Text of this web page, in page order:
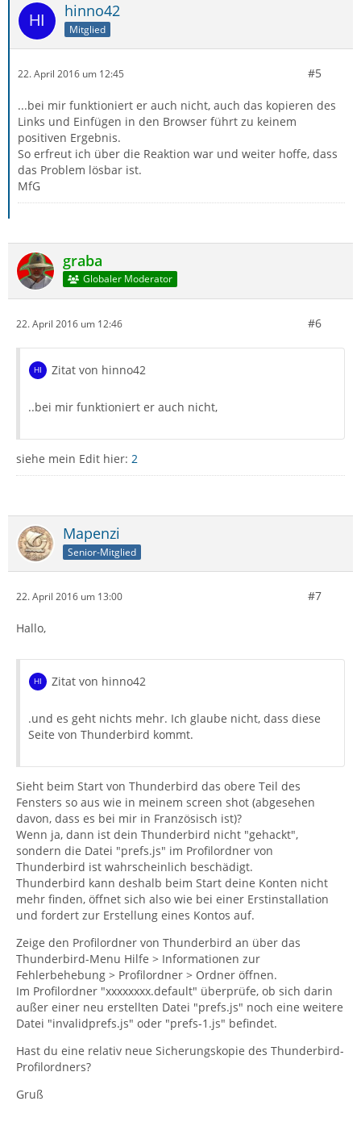
hinno42
Mitglied
22. April 2016 um 12:45 #5
...bei mir funktioniert er auch nicht, auch das kopieren des
Links und Einfügen in den Browser führt zu keinem
positiven Ergebnis.
So erfreut ich über die Reaktion war und weiter hoffe, dass
das Problem lösbar ist.
MfG
graba
Globaler Moderator
22. April 2016 um 12:46 #6
Zitat von hinno42
..bei mir funktioniert er auch nicht,
siehe mein Edit hier: 2
Mapenzi
Senior-Mitglied
22. April 2016 um 13:00 #7
Hallo,
Zitat von hinno42
.und es geht nichts mehr. Ich glaube nicht, dass diese
Seite von Thunderbird kommt.
Sieht beim Start von Thunderbird das obere Teil des
Fensters so aus wie in meinem screen shot (abgesehen
davon, dass es bei mir in Französisch ist)?
Wenn ja, dann ist dein Thunderbird nicht "gehackt",
sondern die Datei "prefs.js" im Profilordner von
Thunderbird ist wahrscheinlich beschädigt.
Thunderbird kann deshalb beim Start deine Konten nicht
mehr finden, öffnet sich also wie bei einer Erstinstallation
und fordert zur Erstellung eines Kontos auf.
Zeige den Profilordner von Thunderbird an über das
Thunderbird-Menu Hilfe > Informationen zur
Fehlerbehebung > Profilordner > Ordner öffnen.
Im Profilordner "xxxxxxxx.default" überprüfe, ob sich darin
außer einer neu erstellten Datei "prefs.js" noch eine weitere
Datei "invalidprefs.js" oder "prefs-1.js" befindet.
Hast du eine relativ neue Sicherungskopie des Thunderbird-
Profilordners?
Gruß